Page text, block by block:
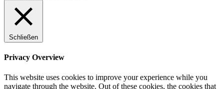
Schließen
Privacy Overview
This website uses cookies to improve your experience while you
navigate through the website. Out of these cookies, the cookies that